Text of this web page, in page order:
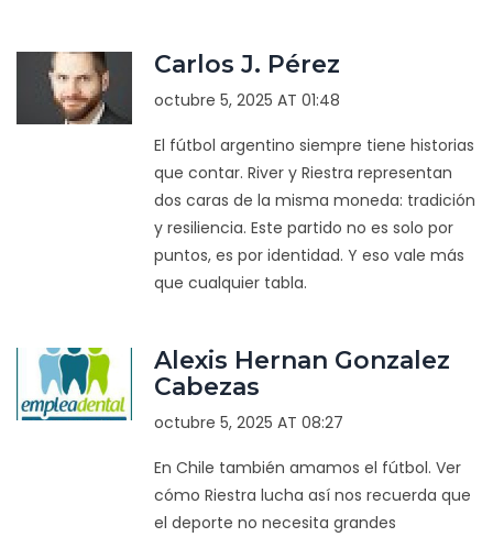
Carlos J. Pérez
octubre 5, 2025 AT 01:48
El fútbol argentino siempre tiene historias
que contar. River y Riestra representan
dos caras de la misma moneda: tradición
y resiliencia. Este partido no es solo por
puntos, es por identidad. Y eso vale más
que cualquier tabla.
Alexis Hernan Gonzalez
Cabezas
octubre 5, 2025 AT 08:27
En Chile también amamos el fútbol. Ver
cómo Riestra lucha así nos recuerda que
el deporte no necesita grandes